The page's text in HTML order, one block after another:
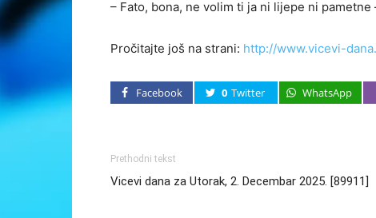
– Fato, bona, ne volim ti ja ni lijepe ni
Pročitajte još na strani: http://www.vicevi-
Facebook 0 Twitter WhatsApp
Prethodni tekst
Vicevi dana za Utorak, 2. Decembar 2025. [89911]